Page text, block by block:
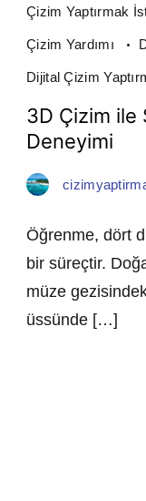
Çizim Yaptırmak
Çizim Yardımı
Dijital Çizim
3D Çizim ile
Deneyimi
Öğrenme, dört
bir süreçtir.
müze
üssünde […]